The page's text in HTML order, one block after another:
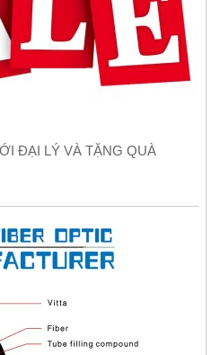
ĐẠI LÝ VÀ TẶNG QUÀ